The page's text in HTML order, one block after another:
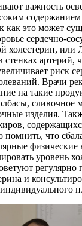
важность
содержанием
как это может
сердечно-
холестерин,
стенках артерий,
риск
Врачи
на такие
сливочное
изделия.
что
физические
уровень
регулярно
и